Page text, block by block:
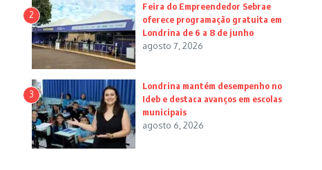
2
Feira do Empreendedor Sebrae
oferece programação gratuita em
Londrina de 6 a 8 de junho
agosto 7, 2026
3
Londrina mantém desempenho no
Ideb e destaca avanços em escolas
municipais
agosto 6, 2026